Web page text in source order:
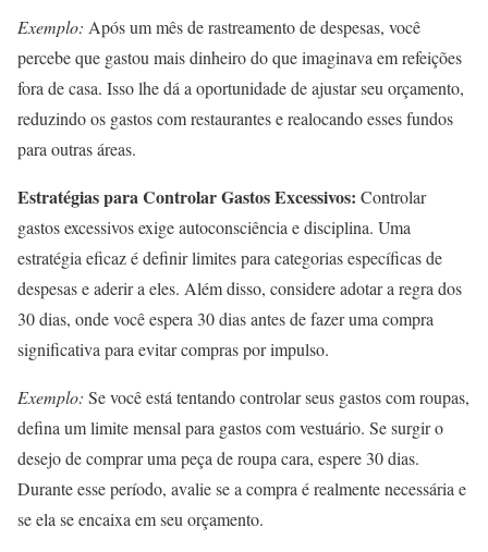
Exemplo: Após um mês de rastreamento de despesas, você
percebe que gastou mais dinheiro do que imaginava em refeições
fora de casa. Isso lhe dá a oportunidade de ajustar seu orçamento,
reduzindo os gastos com restaurantes e realocando esses fundos
para outras áreas.
Estratégias para Controlar Gastos Excessivos: Controlar
gastos excessivos exige autoconsciência e disciplina. Uma
estratégia eficaz é definir limites para categorias específicas de
despesas e aderir a eles. Além disso, considere adotar a regra dos
30 dias, onde você espera 30 dias antes de fazer uma compra
significativa para evitar compras por impulso.
Exemplo: Se você está tentando controlar seus gastos com roupas,
defina um limite mensal para gastos com vestuário. Se surgir o
desejo de comprar uma peça de roupa cara, espere 30 dias.
Durante esse período, avalie se a compra é realmente necessária e
se ela se encaixa em seu orçamento.